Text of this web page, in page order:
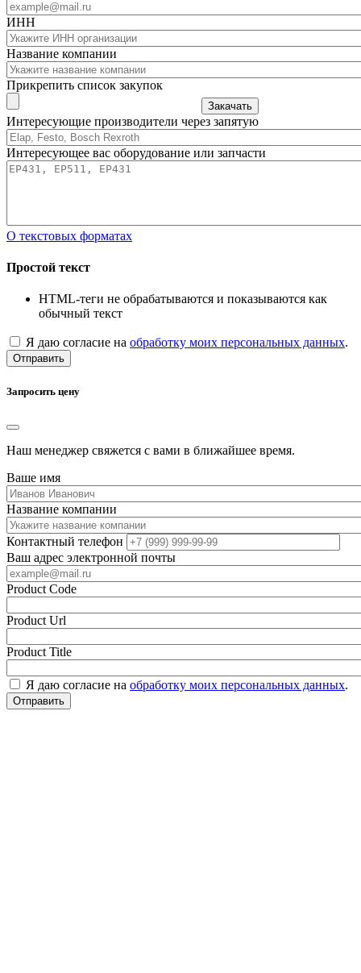
ИНН
Название компании
Прикрепить список закупок
Закачать
Интересующие производители через запятую
Интересующее вас оборудование или запчасти
О текстовых форматах
Простой текст
HTML-теги не обрабатываются и показываются как
обычный текст
Я даю согласие на обработку моих персональных данных.
Отправить
Запросить цену
Наш менеджер свяжется с вами в ближайшее время.
Ваше имя
Название компании
Контактный телефон
Ваш адрес электронной почты
Product Code
Product Url
Product Title
Я даю согласие на обработку моих персональных данных.
Отправить